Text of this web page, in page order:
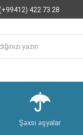
422 73 28
Şəxsi əşyalar